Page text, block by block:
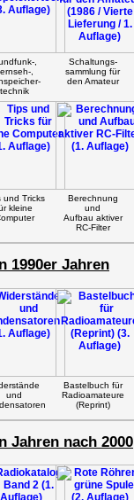
,
,
technik
Schaltungs-
sammlung für
den Amateur
und Tricks
kleine
Berechnung
und
Aufbau aktiver
RC-Filter
1990er Jahren
und
Bastelbuch für
Radioamateure
(Reprint)
Jahren nach 2000